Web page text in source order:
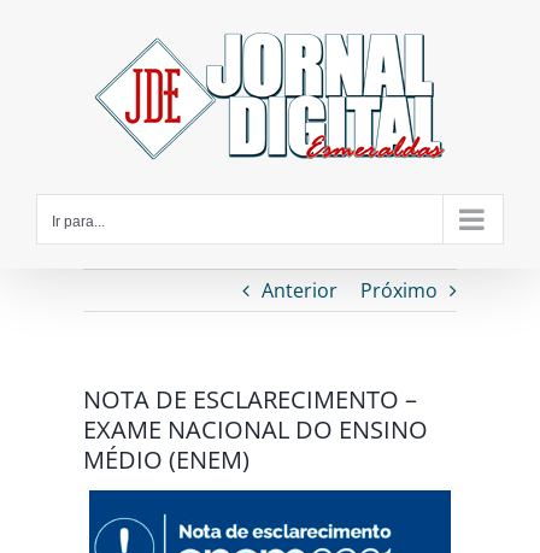
Ir para...
Anterior Próximo
NOTA DE ESCLARECIMENTO –
EXAME NACIONAL DO ENSINO
MÉDIO (ENEM)